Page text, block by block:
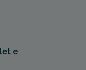
e